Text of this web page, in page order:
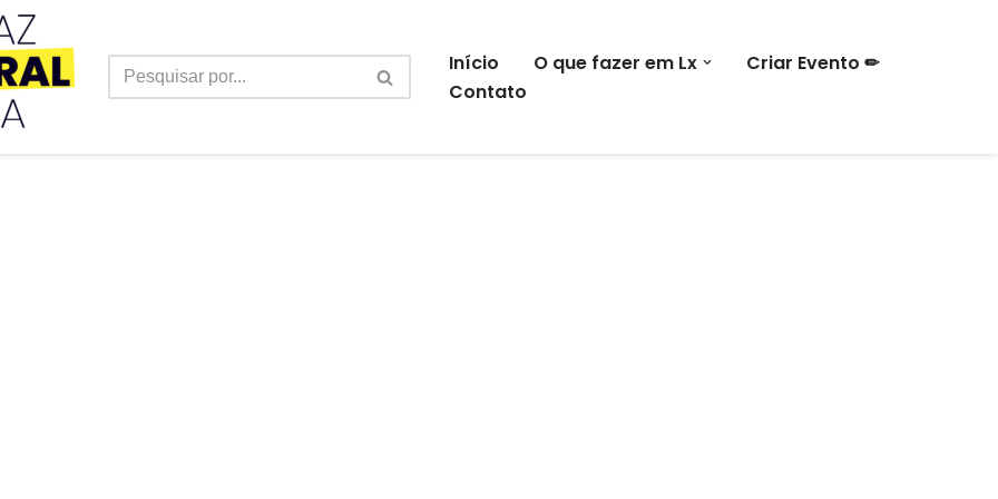
Início O que fazer em Lx
Criar Evento ✏
Contato